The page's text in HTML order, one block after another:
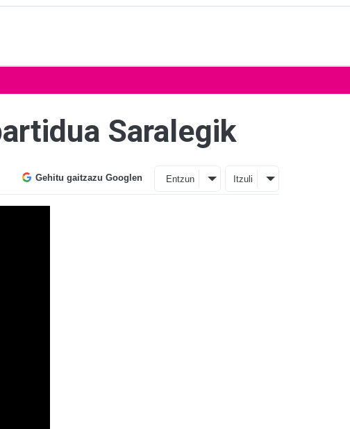
Saralegik
Gehitu gaitzazu Googlen Entzun Itzuli